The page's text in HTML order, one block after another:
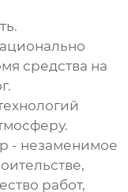
средства на
- незаменимое
работ,